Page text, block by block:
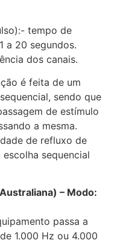
tempo de
a 20 segundos.
dos canais.
é feita de um
sendo que
de estímulo
a mesma.
de refluxo de
sequencial
– Modo:
passa a
1.000 Hz ou 4.000